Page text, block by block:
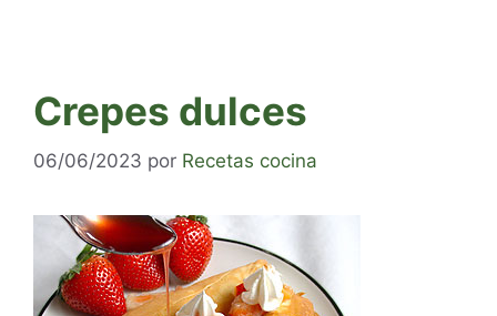
Crepes dulces
06/06/2023 por Recetas cocina